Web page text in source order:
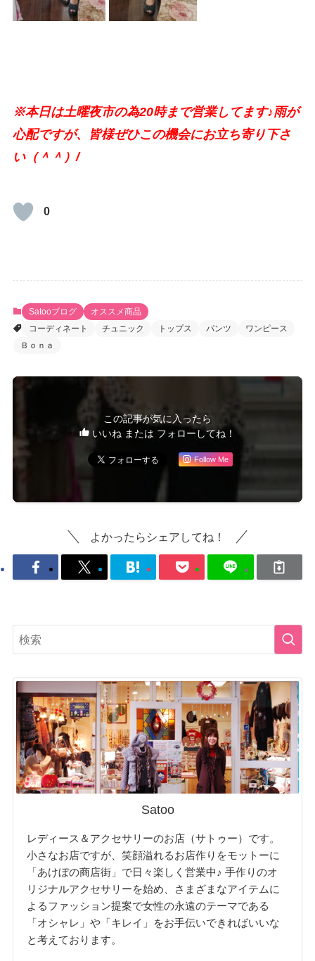
※本日は土曜夜市の為20時まで営業してます♪雨が
心配ですが、皆様ぜひこの機会にお立ち寄り下さ
い（＾＾）/
0
Satooブログ
オススメ商品
コーディネート
チュニック トップス パンツ
ワンピース
Ｂｏｎａ
この記事が気に入ったら
いいね または フォローしてね！
Follow Me
よかったらシェアしてね！
Satoo
レディース＆アクセサリーのお店（サトゥー）です。
小さなお店ですが、笑顔溢れるお店作りをモットーに
「あけぼの商店街」で日々楽しく営業中♪ 手作りのオ
リジナルアクセサリーを始め、さまざまなアイテムに
よるファッション提案で女性の永遠のテーマである
「オシャレ」や「キレイ」をお手伝いできればいいな
と考えております。